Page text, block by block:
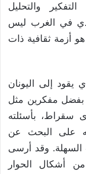
والتحليل
في الغرب ليس
أزمة ثقافية ذات
يقود إلى اليونان
بفضل مفكرين مثل
سقراط، بأسئلته
على البحث عن
السهلة. وقد أرسى
أشكال الحوار